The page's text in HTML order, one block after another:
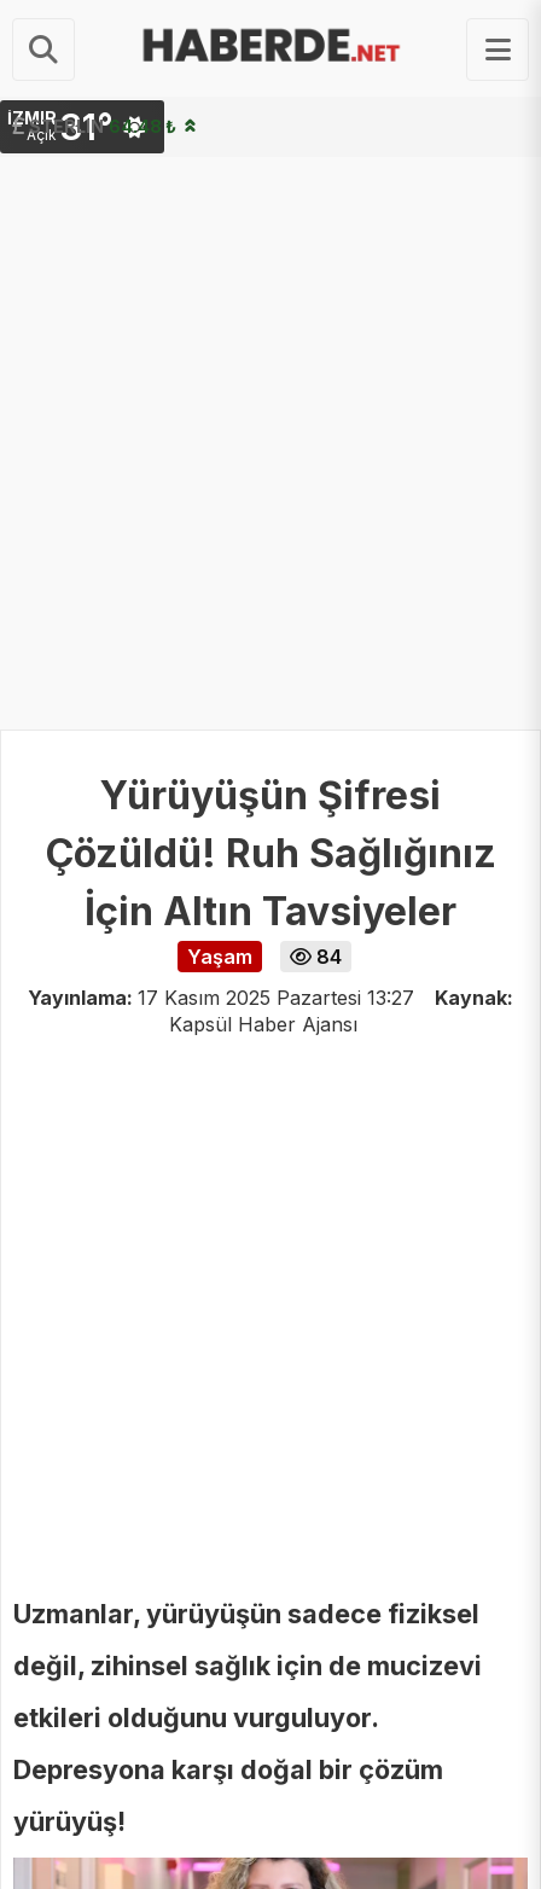
STERLIN 64.48 ₺
İZMIR
Açık31°
Yürüyüşün Şifresi
Çözüldü! Ruh Sağlığınız
İçin Altın Tavsiyeler
Yaşam
84
Yayınlama: 17 Kasım 2025 Pazartesi 13:27
Kaynak:
Kapsül Haber Ajansı
Uzmanlar, yürüyüşün sadece fiziksel
değil, zihinsel sağlık için de mucizevi
etkileri olduğunu vurguluyor.
Depresyona karşı doğal bir çözüm
yürüyüş!